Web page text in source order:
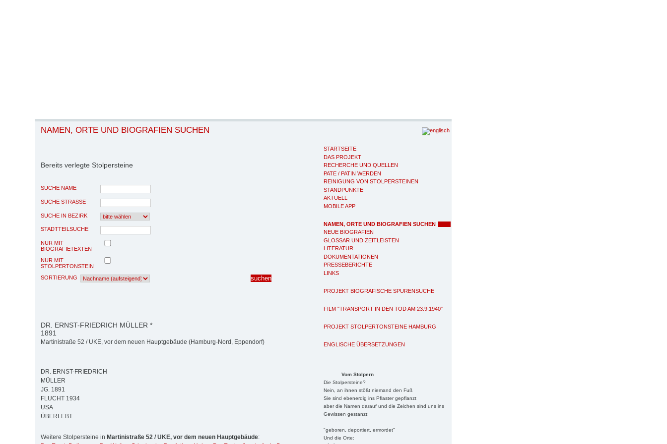
STARTSEITE
DAS PROJEKT
RECHERCHE UND QUELLEN
PATE / PATIN WERDEN
REINIGUNG VON STOLPERSTEINEN
STANDPUNKTE
AKTUELL
MOBILE APP
NAMEN, ORTE UND BIOGRAFIEN SUCHEN
NEUE BIOGRAFIEN
GLOSSAR UND ZEITLEISTEN
LITERATUR
DOKUMENTATIONEN
PRESSEBERICHTE
LINKS
PROJEKT BIOGRAFISCHE SPURENSUCHE
FILM "TRANSPORT IN DEN TOD AM 23.9.1940"
PROJEKT STOLPERTONSTEINE HAMBURG
ENGLISCHE ÜBERSETZUNGEN
Vom Stolpern
Die Stolpersteine?
Nein, an ihnen stößt niemand den Fuß
Sie sind ebenerdig ins Pflaster gepflanzt
aber die Namen darauf und die Zeichen sind uns ins
Gewissen gestanzt:
"geboren, deportiert, ermordet"
Und die Orte:
NAMEN, ORTE UND BIOGRAFIEN SUCHEN
Bereits verlegte Stolpersteine
SUCHE NAME
SUCHE STRASSE
SUCHE IN BEZIRK
STADTTEILSUCHE
NUR MIT
BIOGRAFIETEXTEN
NUR MIT
STOLPERTONSTEIN
SORTIERUNG
DR. ERNST-FRIEDRICH MÜLLER *
1891
Martinistraße 52 / UKE, vor dem neuen Hauptgebäude (Hamburg-Nord, Eppendorf)
DR. ERNST-FRIEDRICH
MÜLLER
JG. 1891
FLUCHT 1934
USA
ÜBERLEBT
Weitere Stolpersteine in Martinistraße 52 / UKE, vor dem neuen Hauptgebäude: